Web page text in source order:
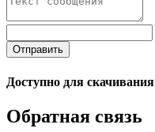
Отправить
Доступно для скачивания
Обратная связь